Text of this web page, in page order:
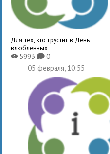
Для тех, кто грустит в День
влюбленных
X5993K0
05 февраля, 10:55